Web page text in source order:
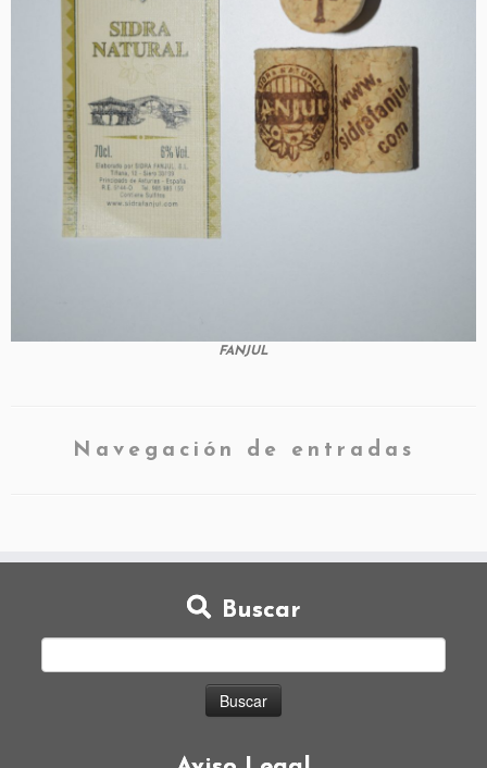
FANJUL
Navegación de entradas
Buscar